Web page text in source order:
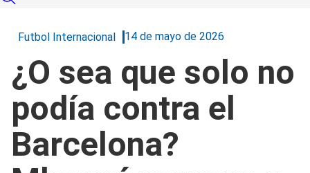
Futbol Internacional 14 de mayo de 2026
¿O sea que solo no
podía contra el
Barcelona?